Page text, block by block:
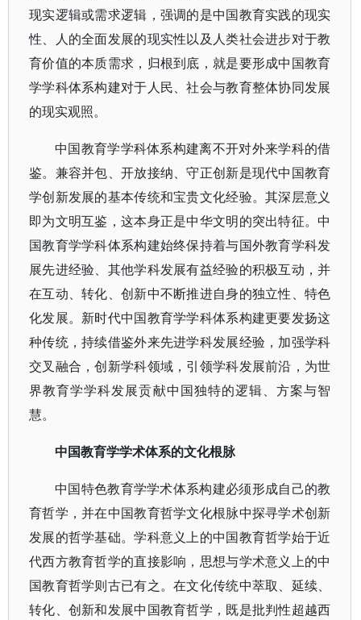
现实逻辑或需求逻辑，强调的是中国教育实践的现实
性、人的全面发展的现实性以及人类社会进步对于教
育价值的本质需求，归根到底，就是要形成中国教育
学学科体系构建对于人民、社会与教育整体协同发展
的现实观照。
中国教育学学科体系构建离不开对外来学科的借
鉴。兼容并包、开放接纳、守正创新是现代中国教育
学创新发展的基本传统和宝贵文化经验。其深层意义
即为文明互鉴，这本身正是中华文明的突出特征。中
国教育学学科体系构建始终保持着与国外教育学科发
展先进经验、其他学科发展有益经验的积极互动，并
在互动、转化、创新中不断推进自身的独立性、特色
化发展。新时代中国教育学学科体系构建更要发扬这
种传统，持续借鉴外来先进学科发展经验，加强学科
交叉融合，创新学科领域，引领学科发展前沿，为世
界教育学学科发展贡献中国独特的逻辑、方案与智
慧。
中国教育学学术体系的文化根脉
中国特色教育学学术体系构建必须形成自己的教
育哲学，并在中国教育哲学文化根脉中探寻学术创新
发展的哲学基础。学科意义上的中国教育哲学始于近
代西方教育哲学的直接影响，思想与学术意义上的中
国教育哲学则古已有之。在文化传统中萃取、延续、
转化、创新和发展中国教育哲学，既是批判性超越西